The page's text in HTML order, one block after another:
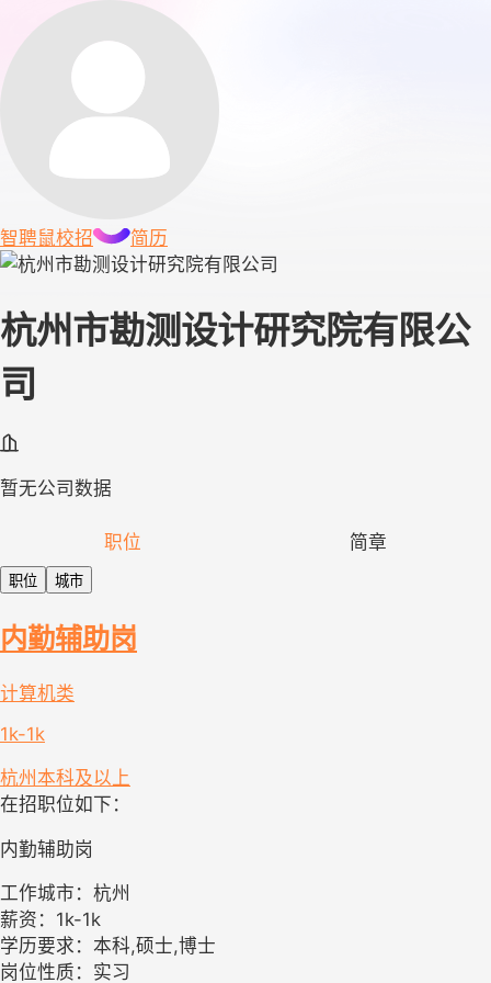
智聘鼠校招 简历
杭州市勘测设计研究院有限公
司
暂无公司数据
职位 简章
职位 城市
内勤辅助岗
计算机类
1k-1k
杭州 本科及以上
在招职位如下：
内勤辅助岗
工作城市：杭州
薪资：1k-1k
学历要求：本科,硕士,博士
岗位性质：实习